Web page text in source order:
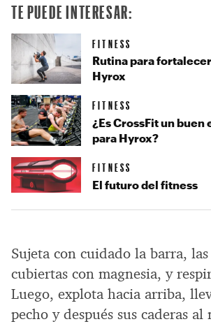
Sujeta con cuidado la barra,
cubiertas con magnesia, y
Luego, explota hacia arriba,
pecho y después sus caderas
TE PUEDE INTERESAR:
FITNESS
Rutina para
Hyrox
FITNESS
¿Es CrossFit un
para Hyrox?
FITNESS
El futuro del fitness